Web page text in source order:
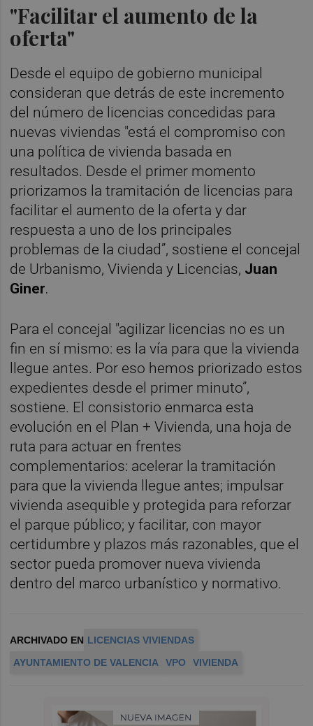
"Facilitar el aumento de la
oferta"
Desde el equipo de gobierno municipal
consideran que detrás de este incremento
del número de licencias concedidas para
nuevas viviendas "está el compromiso con
una política de vivienda basada en
resultados. Desde el primer momento
priorizamos la tramitación de licencias para
facilitar el aumento de la oferta y dar
respuesta a uno de los principales
problemas de la ciudad”, sostiene el concejal
de Urbanismo, Vivienda y Licencias, Juan
Giner.
Para el concejal "agilizar licencias no es un
fin en sí mismo: es la vía para que la vivienda
llegue antes. Por eso hemos priorizado estos
expedientes desde el primer minuto”,
sostiene. El consistorio enmarca esta
evolución en el Plan + Vivienda, una hoja de
ruta para actuar en frentes
complementarios: acelerar la tramitación
para que la vivienda llegue antes; impulsar
vivienda asequible y protegida para reforzar
el parque público; y facilitar, con mayor
certidumbre y plazos más razonables, que el
sector pueda promover nueva vivienda
dentro del marco urbanístico y normativo.
ARCHIVADO EN LICENCIAS VIVIENDAS
AYUNTAMIENTO DE VALENCIA
VPO VIVIENDA